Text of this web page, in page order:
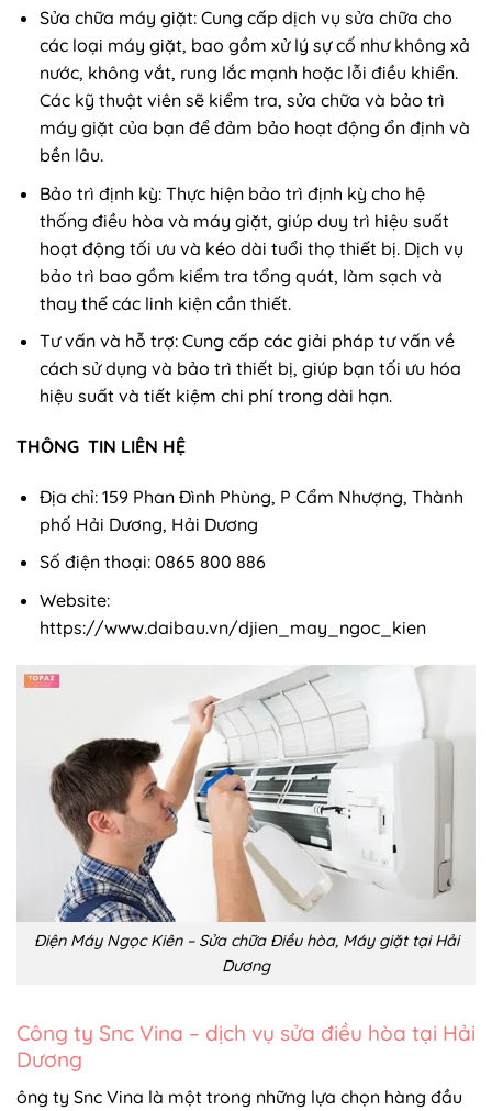
Sửa chữa máy giặt: Cung cấp dịch vụ sửa chữa cho
các loại máy giặt, bao gồm xử lý sự cố như không xả
nước, không vắt, rung lắc mạnh hoặc lỗi điều khiển.
Các kỹ thuật viên sẽ kiểm tra, sửa chữa và bảo trì
máy giặt của bạn để đảm bảo hoạt động ổn định và
bền lâu.
Bảo trì định kỳ: Thực hiện bảo trì định kỳ cho hệ
thống điều hòa và máy giặt, giúp duy trì hiệu suất
hoạt động tối ưu và kéo dài tuổi thọ thiết bị. Dịch vụ
bảo trì bao gồm kiểm tra tổng quát, làm sạch và
thay thế các linh kiện cần thiết.
Tư vấn và hỗ trợ: Cung cấp các giải pháp tư vấn về
cách sử dụng và bảo trì thiết bị, giúp bạn tối ưu hóa
hiệu suất và tiết kiệm chi phí trong dài hạn.
THÔNG TIN LIÊN HỆ
Địa chỉ: 159 Phan Đình Phùng, P Cẩm Nhượng, Thành
phố Hải Dương, Hải Dương
Số điện thoại: 0865 800 886
Website:
https://www.daibau.vn/djien_may_ngoc_kien
Điện Máy Ngọc Kiên – Sửa chữa Điều hòa, Máy giặt tại Hải
Dương
Công ty Snc Vina – dịch vụ sửa điều hòa tại Hải
Dương
ông ty Snc Vina là một trong những lựa chọn hàng đầu